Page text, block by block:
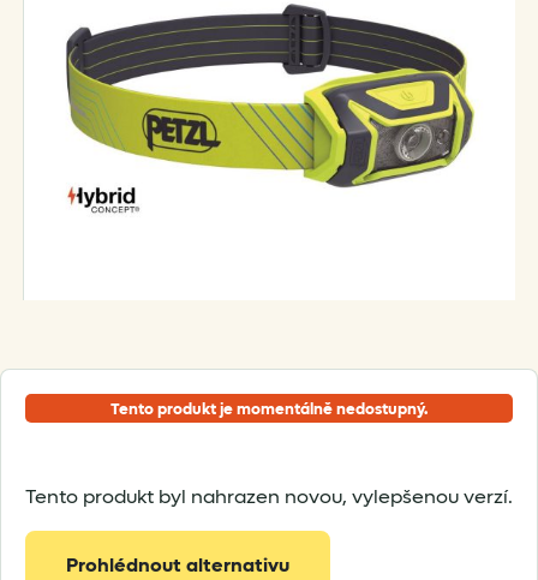
Tento produkt je momentálně nedostupný.
Tento produkt byl nahrazen novou, vylepšenou verzí.
Prohlédnout alternativu